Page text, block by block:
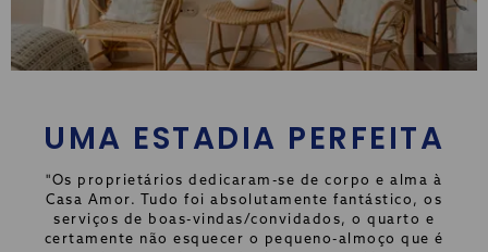
UMA ESTADIA PERFEITA
"Os proprietários dedicaram-se de corpo e alma à
Casa Amor. Tudo foi absolutamente fantástico, os
serviços de boas-vindas/convidados, o quarto e
certamente não esquecer o pequeno-almoço que é